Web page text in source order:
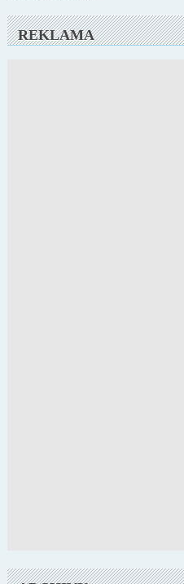
REKLAMA